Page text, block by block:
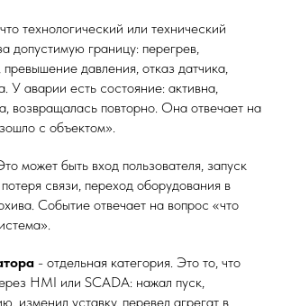
технологический или технический
допустимую границу: перегрев,
превышение давления, отказ датчика,
У аварии есть состояние: активна,
возвращалась повторно. Она отвечает на
с объектом».
может быть вход пользователя, запуск
связи, переход оборудования в
Событие отвечает на вопрос «что
- отдельная категория. Это то, что
HMI или SCADA: нажал пуск,
изменил уставку, перевел агрегат в